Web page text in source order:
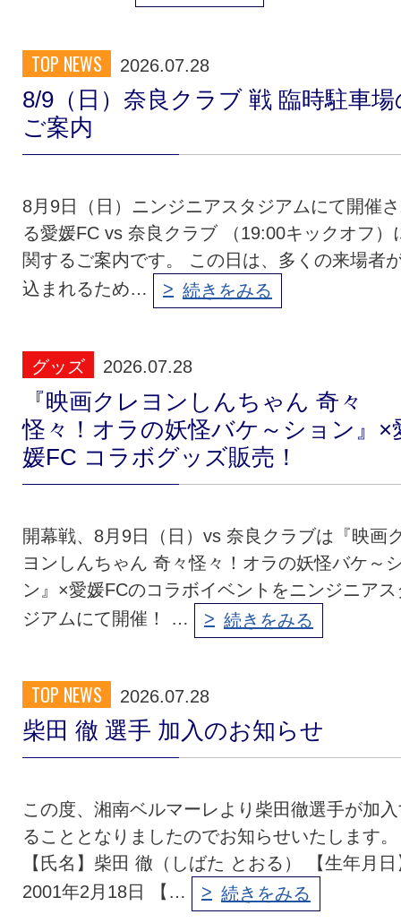
TOP NEWS 2026.07.28
8/9（日）奈良クラブ 戦 臨時駐車場
ご案内
8月9日（日）ニンジニアスタジアムにて開催
る愛媛FC vs 奈良クラブ （19:00キックオフ）
関するご案内です。 この日は、多くの来場者
込まれるため…
続きをみる
グッズ 2026.07.28
『映画クレヨンしんちゃん 奇々
怪々！オラの妖怪バケ～ション』×
媛FC コラボグッズ販売！
開幕戦、8月9日（日）vs 奈良クラブは『映画
ヨンしんちゃん 奇々怪々！オラの妖怪バケ～
ン』×愛媛FCのコラボイベントをニンジニアス
ジアムにて開催！ …
続きをみる
TOP NEWS 2026.07.28
柴田 徹 選手 加入のお知らせ
この度、湘南ベルマーレより柴田徹選手が加
ることとなりましたのでお知らせいたします。
【氏名】柴田 徹（しばた とおる） 【生年月日
2001年2月18日 【…
続きをみる